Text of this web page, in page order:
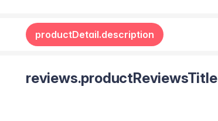
productDetail.description
reviews.productReviewsTitle